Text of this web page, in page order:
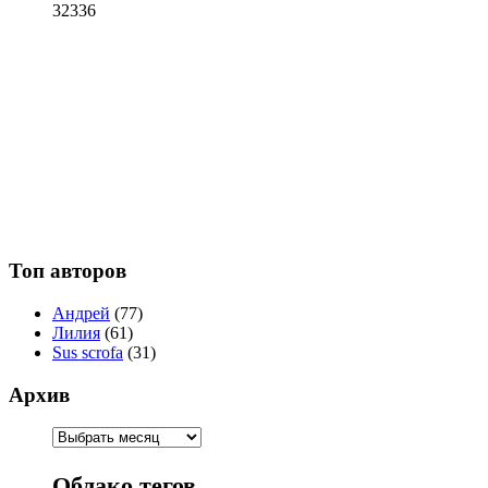
32336
Топ авторов
Андрей (77)
Лилия (61)
Sus scrofa (31)
Архив